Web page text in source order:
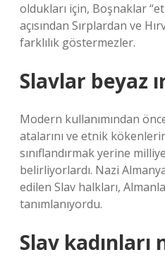
oldukları için, Boşnaklar
açısından Sırplardan ve
farklılık göstermezler.
Slavlar beyaz
Modern kullanımından
atalarını ve etnik
sınıflandırmak yerine
belirliyorlardı. Nazi
edilen Slav halkları,
tanımlanıyordu.
Slav kadınları